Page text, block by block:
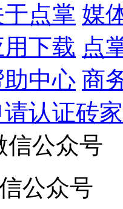
于点掌 媒
用下载 点
助中心 商
请认证砖家
公众号